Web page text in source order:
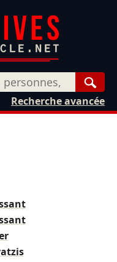
Recherche avancée